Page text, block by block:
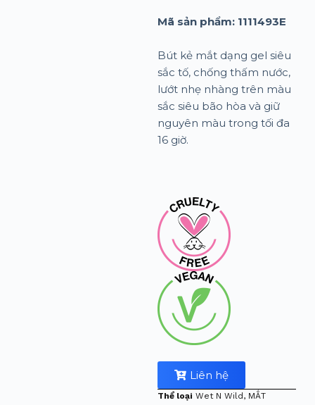
Mã sản phẩm: 1111493E
Bút kẻ mắt dạng gel siêu
sắc tố, chống thấm nước,
lướt nhẹ nhàng trên màu
sắc siêu bão hòa và giữ
nguyên màu trong tối đa
16 giờ.
Liên hệ
Thể loại Wet N Wild, MẮT